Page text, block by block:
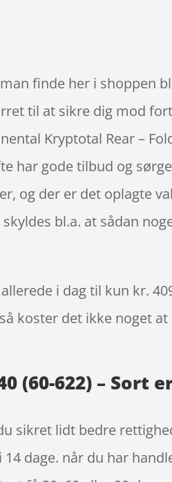
finde her i shoppen
til at sikre dig mod
Kryptotal Rear –
har gode tilbud og
og der er det oplagte
bl.a. at sådan
i dag til kun kr.
koster det ikke noget
(60-622) – Sort
sikret lidt bedre
dage. når du har